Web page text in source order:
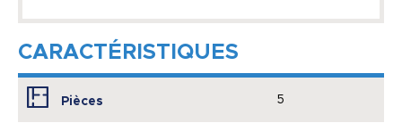
CARACTÉRISTIQUES
Pièces 5